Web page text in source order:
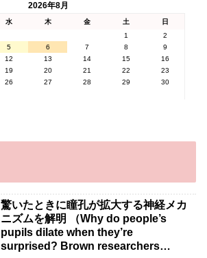
2026年8月
水 木 金 土
日
1
2
5 6 7 8
9
12 13 14 15
16
19 20 21 22
23
26 27 28 29
30
驚いたときに瞳孔が拡大する神経メカ
ニズムを解明 （Why do people’s
pupils dilate when they’re
surprised? Brown researchers